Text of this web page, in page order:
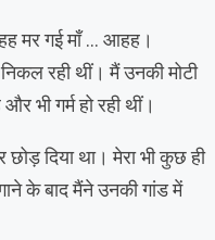
मर गई माँ … आहह।
रही थीं। मैं उनकी मोटी
भी गर्म हो रही थीं।
छोड़ दिया था। मेरा भी कुछ ही
के बाद मैंने उनकी गांड में